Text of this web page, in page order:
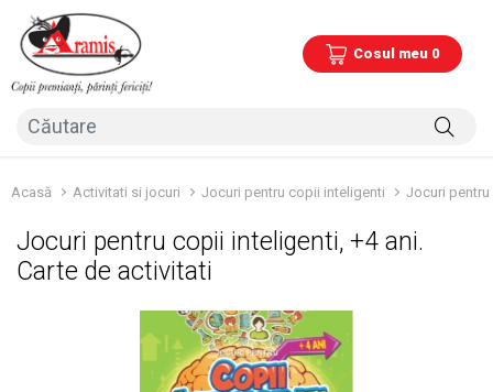
Cosul meu 0
Acasă Activitati si jocuri Jocuri pentru copii inteligenti Jocuri pentru
Jocuri pentru copii inteligenti, +4 ani.
Carte de activitati